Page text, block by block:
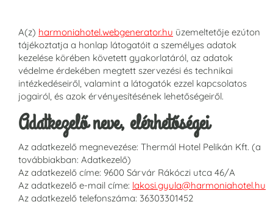
A(z) harmoniahotel.webgenerator.hu üzemeltetője ezúton
tájékoztatja a honlap látogatóit a személyes adatok
kezelése körében követett gyakorlatáról, az adatok
védelme érdekében megtett szervezési és technikai
intézkedéseiről, valamint a látogatók ezzel kapcsolatos
jogairól, és azok érvényesítésének lehetőségeiről.
Adatkezelő neve, elérhetőségei
Az adatkezelő megnevezése: Thermál Hotel Pelikán Kft. (a
továbbiakban: Adatkezelő)
Az adatkezelő címe: 9600 Sárvár Rákóczi utca 46/A
Az adatkezelő e-mail címe: lakosi.gyula@harmoniahotel.hu
Az adatkezelő telefonszáma: 36303301452